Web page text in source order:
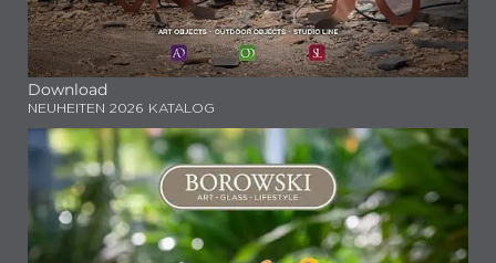
Download
NEUHEITEN 2026 KATALOG